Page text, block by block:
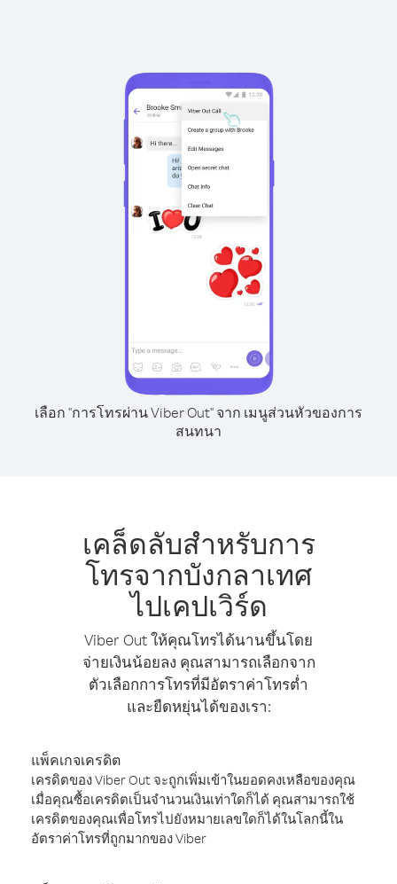
เลือก "การโทรผ่าน Viber Out" จาก เมนูส่วนหัวของการ
สนทนา
เคล็ดลับสำหรับการ
โทรจากบังกลาเทศ
ไปเคปเวิร์ด
Viber Out ให้คุณโทรได้นานขึ้นโดย
จ่ายเงินน้อยลง คุณสามารถเลือกจาก
ตัวเลือกการโทรที่มีอัตราค่าโทรต่ำ
และยืดหยุ่นได้ของเรา:
แพ็คเกจเครดิต
เครดิตของ Viber Out จะถูกเพิ่มเข้าในยอดคงเหลือของคุณ
เมื่อคุณซื้อเครดิตเป็นจำนวนเงินเท่าใดก็ได้ คุณสามารถใช้
เครดิตของคุณเพื่อโทรไปยังหมายเลขใดก็ได้ในโลกนี้ใน
อัตราค่าโทรที่ถูกมากของ Viber